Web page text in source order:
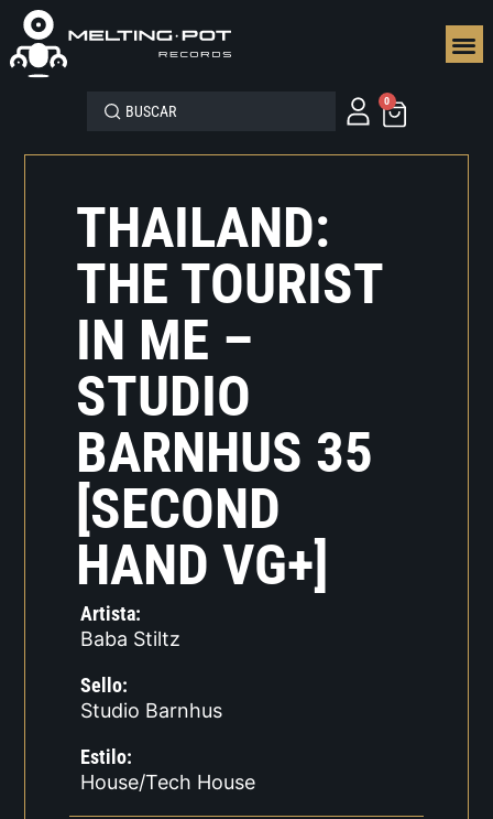
0
THAILAND:
THE TOURIST
IN ME –
STUDIO
BARNHUS 35
[SECOND
HAND VG+]
Artista:
Baba Stiltz
Sello:
Studio Barnhus
Estilo:
House/Tech House